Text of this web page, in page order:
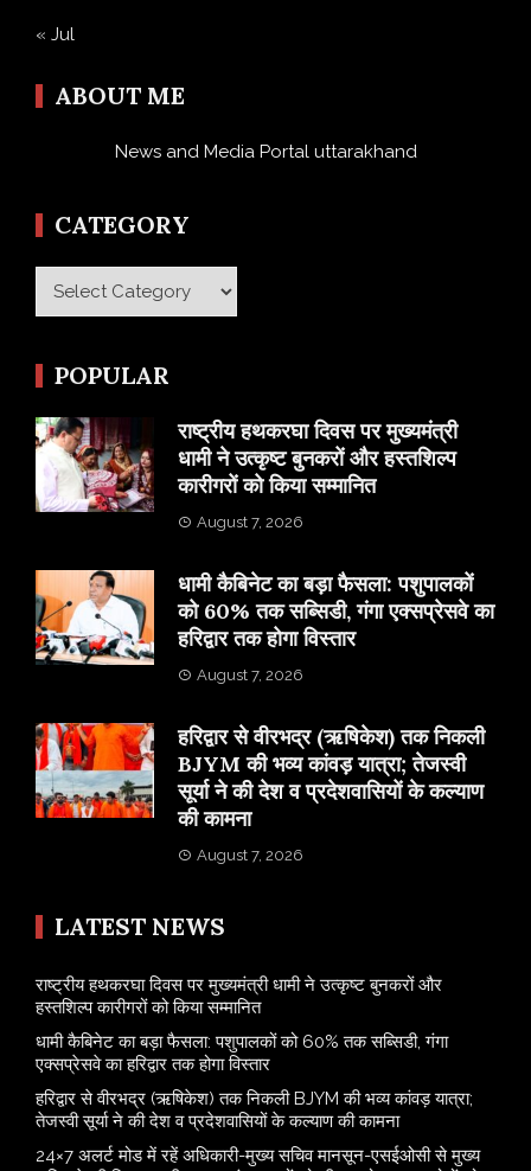
« Jul
ABOUT ME
News and Media Portal uttarakhand
CATEGORY
Category
POPULAR
राष्ट्रीय हथकरघा दिवस पर मुख्यमंत्री
धामी ने उत्कृष्ट बुनकरों और हस्तशिल्प
कारीगरों को किया सम्मानित
August 7, 2026
​धामी कैबिनेट का बड़ा फैसला: पशुपालकों
को 60% तक सब्सिडी, गंगा एक्सप्रेसवे का
हरिद्वार तक होगा विस्तार
August 7, 2026
​हरिद्वार से वीरभद्र (ऋषिकेश) तक निकली
BJYM की भव्य कांवड़ यात्रा; तेजस्वी
सूर्या ने की देश व प्रदेशवासियों के कल्याण
की कामना
August 7, 2026
LATEST NEWS
राष्ट्रीय हथकरघा दिवस पर मुख्यमंत्री धामी ने उत्कृष्ट बुनकरों और
हस्तशिल्प कारीगरों को किया सम्मानित
​धामी कैबिनेट का बड़ा फैसला: पशुपालकों को 60% तक सब्सिडी, गंगा
एक्सप्रेसवे का हरिद्वार तक होगा विस्तार
​हरिद्वार से वीरभद्र (ऋषिकेश) तक निकली BJYM की भव्य कांवड़ यात्रा;
तेजस्वी सूर्या ने की देश व प्रदेशवासियों के कल्याण की कामना
24×7 अलर्ट मोड में रहें अधिकारी-मुख्य सचिव मानसून-एसईओसी से मुख्य